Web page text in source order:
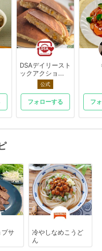
DSAデイリースト
ックアクショ...
公式
フォローする フ
サ
冷やしなめこうど
ん